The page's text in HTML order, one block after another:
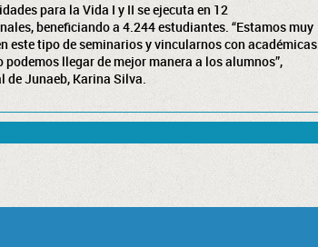
para la Vida I y II se ejecuta en 12
beneficiando a 4.244 estudiantes. “Estamos muy
este tipo de seminarios y vincularnos con académicas
podemos llegar de mejor manera a los alumnos”,
de Junaeb, Karina Silva.